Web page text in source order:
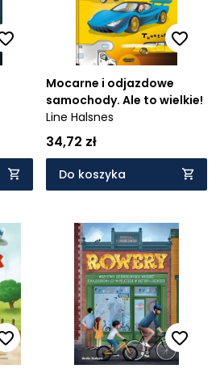
Mocarne i odjazdowe
samochody. Ale to wielkie!
Line Halsnes
34,72 zł
Do koszyka